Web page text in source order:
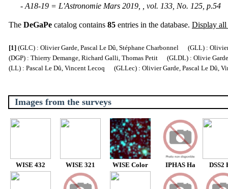
- A18-19 = L'Astronomie Mars 2019, , vol. 133, No. 125, p.54
The DeGaPe catalog contains 85 entries in the database. Display all
[1] (GLC) : Olivier Garde, Pascal Le Dû, Stéphane Charbonnel (GLL) :
(DGP) : Thierry Demange, Richard Galli, Thomas Petit (GLDL) : Olivie
(LL) : Pascal Le Dû, Vincent Lecoq (GLLec) : Olivier Garde, Pascal Le Dû,
Images from the surveys
WISE 432 WISE 321 WISE Color IPHAS Ha DSS2